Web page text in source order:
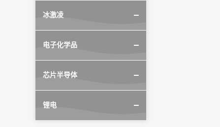
冰激凌
电子化学品
芯片半导体
锂电